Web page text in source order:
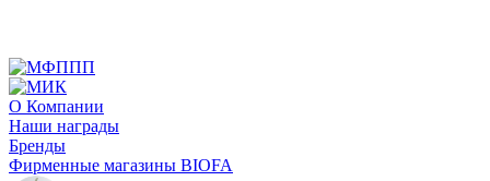
О Компании
Наши награды
Бренды
Фирменные магазины BIOFA